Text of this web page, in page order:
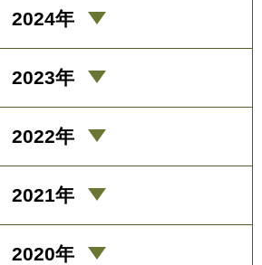
2024年
2023年
2022年
2021年
2020年